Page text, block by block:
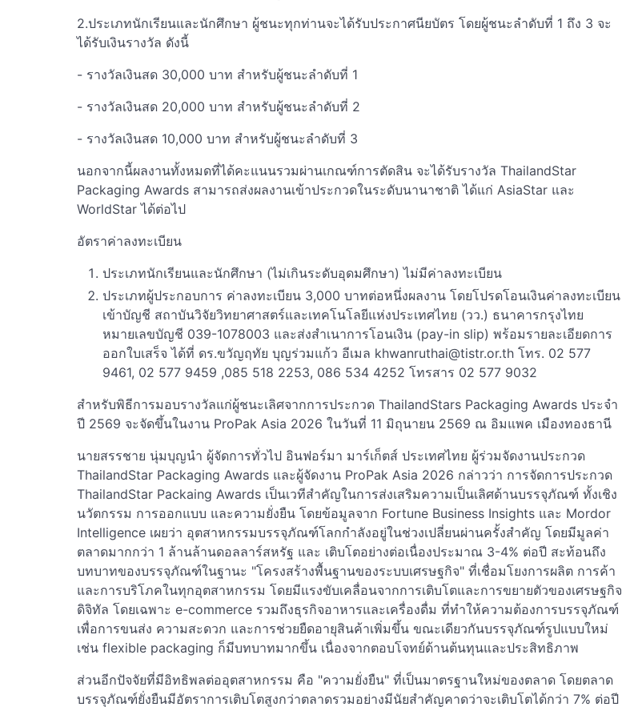
2.ประเภทนักเรียนและนักศึกษา ผู้ชนะทุกท่านจะได้รับประกาศนียบัตร โดยผู้ชนะลำดับที่ 1 ถึง 3 จะ
ได้รับเงินรางวัล ดังนี้
- รางวัลเงินสด 30,000 บาท สำหรับผู้ชนะลำดับที่ 1
- รางวัลเงินสด 20,000 บาท สำหรับผู้ชนะลำดับที่ 2
- รางวัลเงินสด 10,000 บาท สำหรับผู้ชนะลำดับที่ 3
นอกจากนี้ผลงานทั้งหมดที่ได้คะแนนรวมผ่านเกณฑ์การตัดสิน จะได้รับรางวัล ThailandStar
Packaging Awards สามารถส่งผลงานเข้าประกวดในระดับนานาชาติ ได้แก่ AsiaStar และ
WorldStar ได้ต่อไป
อัตราค่าลงทะเบียน
ประเภทนักเรียนและนักศึกษา (ไม่เกินระดับอุดมศึกษา) ไม่มีค่าลงทะเบียน
ประเภทผู้ประกอบการ ค่าลงทะเบียน 3,000 บาทต่อหนึ่งผลงาน โดยโปรดโอนเงินค่าลงทะเบียน
เข้าบัญชี สถาบันวิจัยวิทยาศาสตร์และเทคโนโลยีแห่งประเทศไทย (วว.) ธนาคารกรุงไทย
หมายเลขบัญชี 039-1078003 และส่งสำเนาการโอนเงิน (pay-in slip) พร้อมรายละเอียดการ
ออกใบเสร็จ ได้ที่ ดร.ขวัญฤทัย บุญร่วมแก้ว อีเมล khwanruthai@tistr.or.th โทร. 02 577
9461, 02 577 9459 ,085 518 2253, 086 534 4252 โทรสาร 02 577 9032
สำหรับพิธีการมอบรางวัลแก่ผู้ชนะเลิศจากการประกวด ThailandStars Packaging Awards ประจำ
ปี 2569 จะจัดขึ้นในงาน ProPak Asia 2026 ในวันที่ 11 มิถุนายน 2569 ณ อิมแพค เมืองทองธานี
นายสรรชาย นุ่มบุญนำ ผู้จัดการทั่วไป อินฟอร์มา มาร์เก็ตส์ ประเทศไทย ผู้ร่วมจัดงานประกวด
ThailandStar Packaging Awards และผู้จัดงาน ProPak Asia 2026 กล่าวว่า การจัดการประกวด
ThailandStar Packaing Awards เป็นเวทีสำคัญในการส่งเสริมความเป็นเลิศด้านบรรจุภัณฑ์ ทั้งเชิง
นวัตกรรม การออกแบบ และความยั่งยืน โดยข้อมูลจาก Fortune Business Insights และ Mordor
Intelligence เผยว่า อุตสาหกรรมบรรจุภัณฑ์โลกกำลังอยู่ในช่วงเปลี่ยนผ่านครั้งสำคัญ โดยมีมูลค่า
ตลาดมากกว่า 1 ล้านล้านดอลลาร์สหรัฐ และ เติบโตอย่างต่อเนื่องประมาณ 3-4% ต่อปี สะท้อนถึง
บทบาทของบรรจุภัณฑ์ในฐานะ "โครงสร้างพื้นฐานของระบบเศรษฐกิจ" ที่เชื่อมโยงการผลิต การค้า
และการบริโภคในทุกอุตสาหกรรม โดยมีแรงขับเคลื่อนจากการเติบโตและการขยายตัวของเศรษฐกิจ
ดิจิทัล โดยเฉพาะ e-commerce รวมถึงธุรกิจอาหารและเครื่องดื่ม ที่ทำให้ความต้องการบรรจุภัณฑ์
เพื่อการขนส่ง ความสะดวก และการช่วยยืดอายุสินค้าเพิ่มขึ้น ขณะเดียวกันบรรจุภัณฑ์รูปแบบใหม่
เช่น flexible packaging ก็มีบทบาทมากขึ้น เนื่องจากตอบโจทย์ด้านต้นทุนและประสิทธิภาพ
ส่วนอีกปัจจัยที่มีอิทธิพลต่ออุตสาหกรรม คือ "ความยั่งยืน" ที่เป็นมาตรฐานใหม่ของตลาด โดยตลาด
บรรจุภัณฑ์ยั่งยืนมีอัตราการเติบโตสูงกว่าตลาดรวมอย่างมีนัยสำคัญคาดว่าจะเติบโตได้กว่า 7% ต่อปี